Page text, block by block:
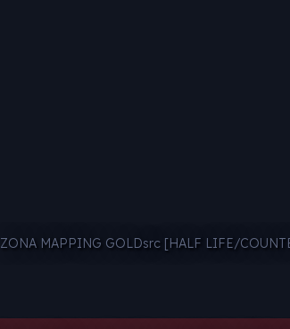
ZONA MAPPING GOLDsrc [HALF LIFE/